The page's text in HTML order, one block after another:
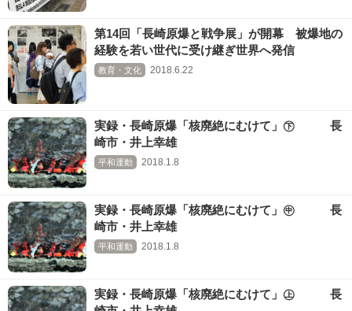
第14回「長崎原爆と戦争展」が開幕 被爆地の
経験を若い世代に受け継ぎ世界へ発信
教育・文化 2018.6.22
実録・長崎原爆「核廃絶にむけて」㊦ 長
崎市・井上幸雄
平和運動 2018.1.8
実録・長崎原爆「核廃絶にむけて」㊥ 長
崎市・井上幸雄
平和運動 2018.1.8
実録・長崎原爆「核廃絶にむけて」㊤ 長